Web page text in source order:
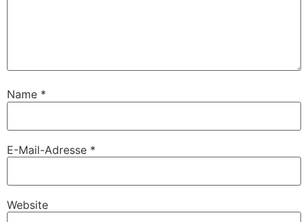
Name *
E-Mail-Adresse *
Website